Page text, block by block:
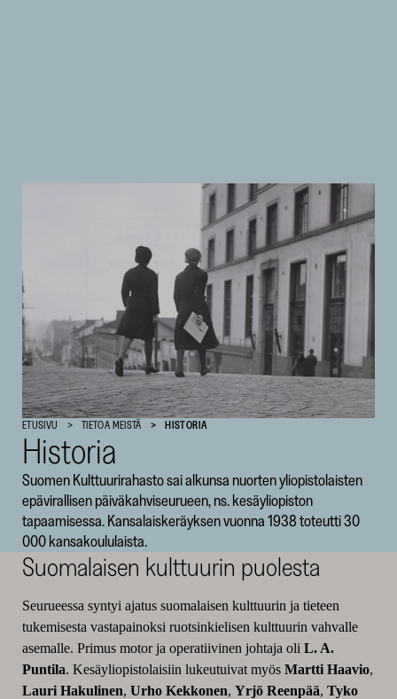
ETUSIVU TIETOA MEISTÄ HISTORIA
Historia
Suomen Kulttuurirahasto sai alkunsa nuorten yliopistolaisten
epävirallisen päiväkahviseurueen, ns. kesäyliopiston
tapaamisessa. Kansalaiskeräyksen vuonna 1938 toteutti 30
000 kansakoululaista.
Suomalaisen kulttuurin puolesta
Seurueessa syntyi ajatus suomalaisen kulttuurin ja tieteen
tukemisesta vastapainoksi ruotsinkielisen kulttuurin vahvalle
asemalle. Primus motor ja operatiivinen johtaja oli L. A.
Puntila. Kesäyliopistolaisiin lukeutuivat myös Martti Haavio,
Lauri Hakulinen, Urho Kekkonen, Yrjö Reenpää, Tyko